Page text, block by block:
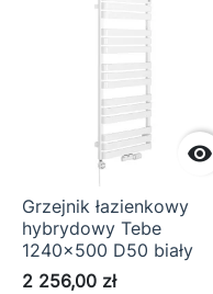

Grzejnik łazienkowy
hybrydowy Tebe
1240x500 D50 biały
2 256,00 zł